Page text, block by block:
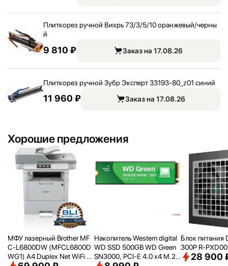
Плиткорез ручной Вихрь 73/3/5/10 оранжевый/черны
й
9 810 ₽ Заказ на 17.08.26
Плиткорез ручной Зубр Эксперт 33193-80_ z01 синий
11 960 ₽ Заказ на 17.08.26
Хорошие предложения
МФУ лазерный Brother MF
C-L6800DW (MFCL6800D
WG1) A4 Duplex Net WiFi се
Накопитель Western digital
WD SSD 500GB WD Green
SN3000, PCI-E 4.0 x4 M.2
Блок питания
300P R-
28 900